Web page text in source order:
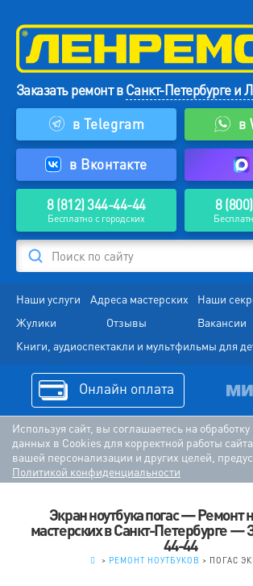
Заказать ремонт вСанкт-Петербурге и
в Telegram
в
в Вконтакте
8 (812) 344-44-44
Бесплатно с городских
8
Поиск по сайту
Наши услуги Адреса мастерских Наши
Жулики
Отзывы Вакансии
Книги, аудиоспектакли и мультфильмы для
Онлайн оплата
Используя сайт, вы соглашаетесь на обработку
данных в Cookies для корректной работы сайта,
вашей персонализации и других целей,
Политикой конфиденциальности
Экран ноутбука погас — Ремонт
мастерских в Санкт-Петербурге —
44-44
> РЕМОНТ НОУТБУКОВ > ПОГАС